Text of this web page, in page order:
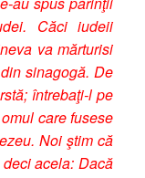
Căci iudeii
va mărturisi
sinagogă. De
întrebaţi-l pe
care fusese
Noi ştim că
acela: Dacă